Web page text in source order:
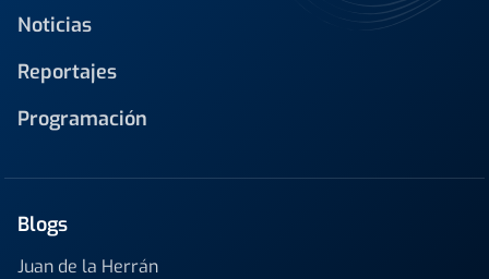
Noticias
Reportajes
Programación
Blogs
Juan de la Herrán